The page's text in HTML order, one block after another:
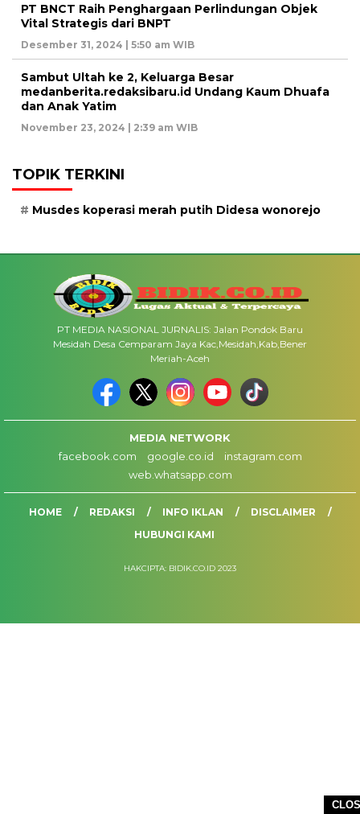
PT BNCT Raih Penghargaan Perlindungan Objek
Vital Strategis dari BNPT
Desember 31, 2024 | 5:50 am WIB
Sambut Ultah ke 2, Keluarga Besar
medanberita.redaksibaru.id Undang Kaum Dhuafa
dan Anak Yatim
November 23, 2024 | 2:39 am WIB
TOPIK TERKINI
Musdes koperasi merah putih Didesa wonorejo
PT MEDIA NASIONAL JURNALIS: Jalan Pondok Baru
Mesidah Desa Cemparam Jaya Kac,Mesidah,Kab,Bener
Meriah-Aceh
MEDIA NETWORK
facebook.com
google.co.id
instagram.com
web.whatsapp.com
HOME REDAKSI INFO IKLAN
DISCLAIMER
HUBUNGI KAMI
HAKCIPTA: BIDIK.CO.ID 2023